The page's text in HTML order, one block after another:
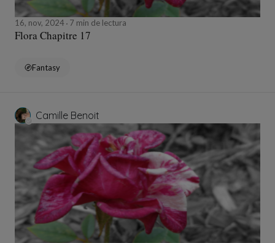
16, nov, 2024 7 min de lectura
Flora Chapitre 17
Fantasy
Camille Benoit